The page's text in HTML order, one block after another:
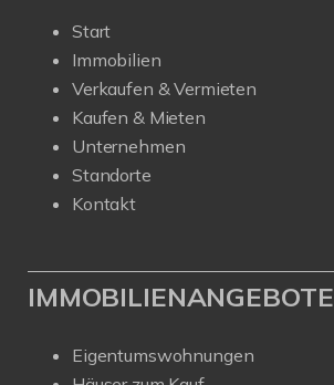
Start
Immobilien
Verkaufen & Vermieten
Kaufen & Mieten
Unternehmen
Standorte
Kontakt
IMMOBILIENANGEBOTE
Eigentumswohnungen